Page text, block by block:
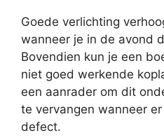
Goede verlichting
wanneer je in de avond
Bovendien kun je een
niet goed werkende
een aanrader om dit
te vervangen wanneer
defect.